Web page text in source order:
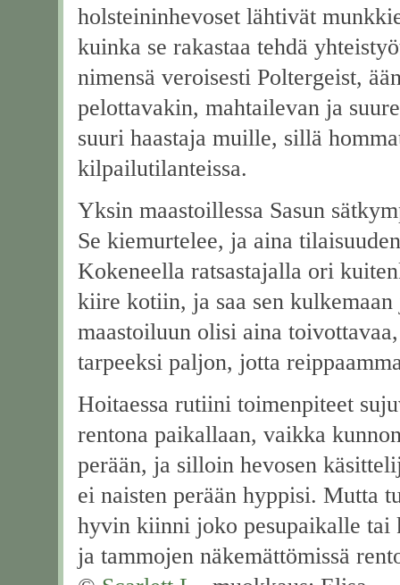
holsteininhevoset lähtivät
kuinka se rakastaa tehdä
nimensä veroisesti Poltergeist,
pelottavakin, mahtailevan ja
suuri haastaja muille, sillä
kilpailutilanteissa.
Yksin maastoillessa Sasun
Se kiemurtelee, ja aina
Kokeneella ratsastajalla ori
kiire kotiin, ja saa sen
maastoiluun olisi aina
tarpeeksi paljon, jotta
Hoitaessa rutiini toimenpiteet
rentona paikallaan, vaikka
perään, ja silloin hevosen
ei naisten perään hyppisi. Mutta
hyvin kiinni joko pesupaikalle tai
ja tammojen näkemättömissä